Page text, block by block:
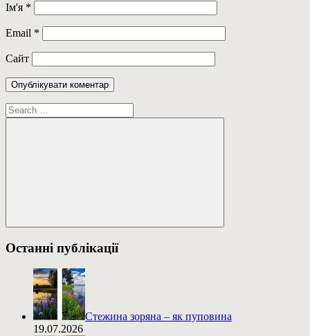
Ім'я *
Email *
Сайт
Пошук:
Пошук
Останні публікації
Стежина зоряна – як пуповина
19.07.2026